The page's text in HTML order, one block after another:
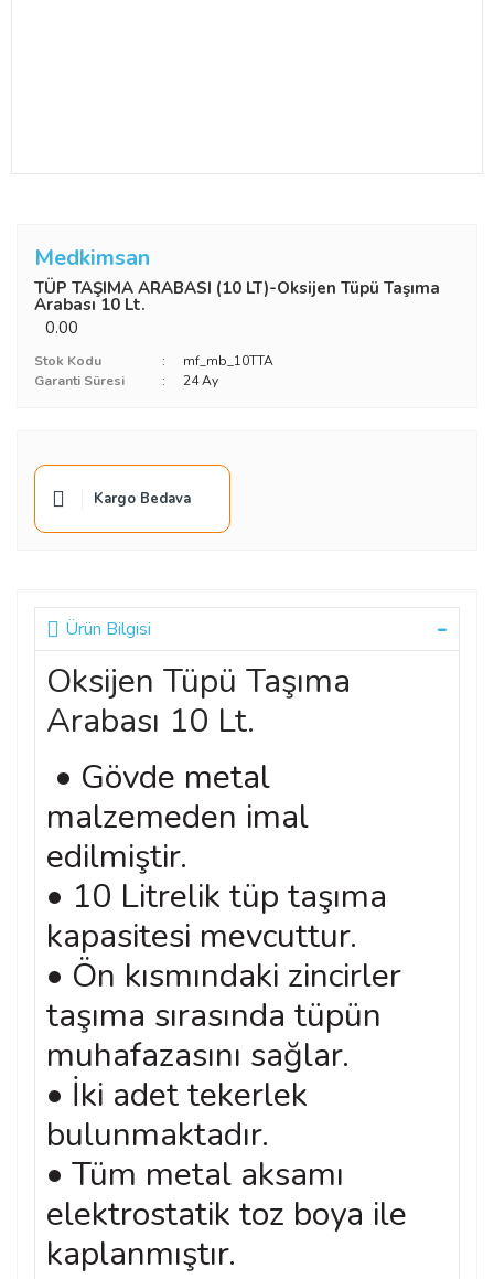
Medkimsan
TÜP TAŞIMA ARABASI (10 LT)-Oksijen Tüpü Taşıma
Arabası 10 Lt.
0.00
Stok Kodu
mf_mb_10TTA
Garanti Süresi
24 Ay
Kargo Bedava
Ürün Bilgisi
Oksijen Tüpü Taşıma
Arabası 10 Lt.
• Gövde metal
malzemeden imal
edilmiştir.
• 10 Litrelik tüp taşıma
kapasitesi mevcuttur.
• Ön kısmındaki zincirler
taşıma sırasında tüpün
muhafazasını sağlar.
• İki adet tekerlek
bulunmaktadır.
• Tüm metal aksamı
elektrostatik toz boya ile
kaplanmıştır.